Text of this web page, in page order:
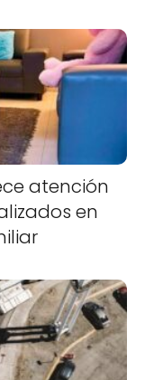
atención
en